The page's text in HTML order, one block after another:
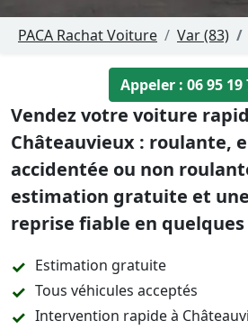
PACA Rachat Voiture Var (83)
Appeler : 06 95 19
Vendez votre voiture
Châteauvieux : roulante,
accidentée ou non
estimation gratuite et
reprise fiable en
Estimation gratuite
Tous véhicules acceptés
Intervention rapide à